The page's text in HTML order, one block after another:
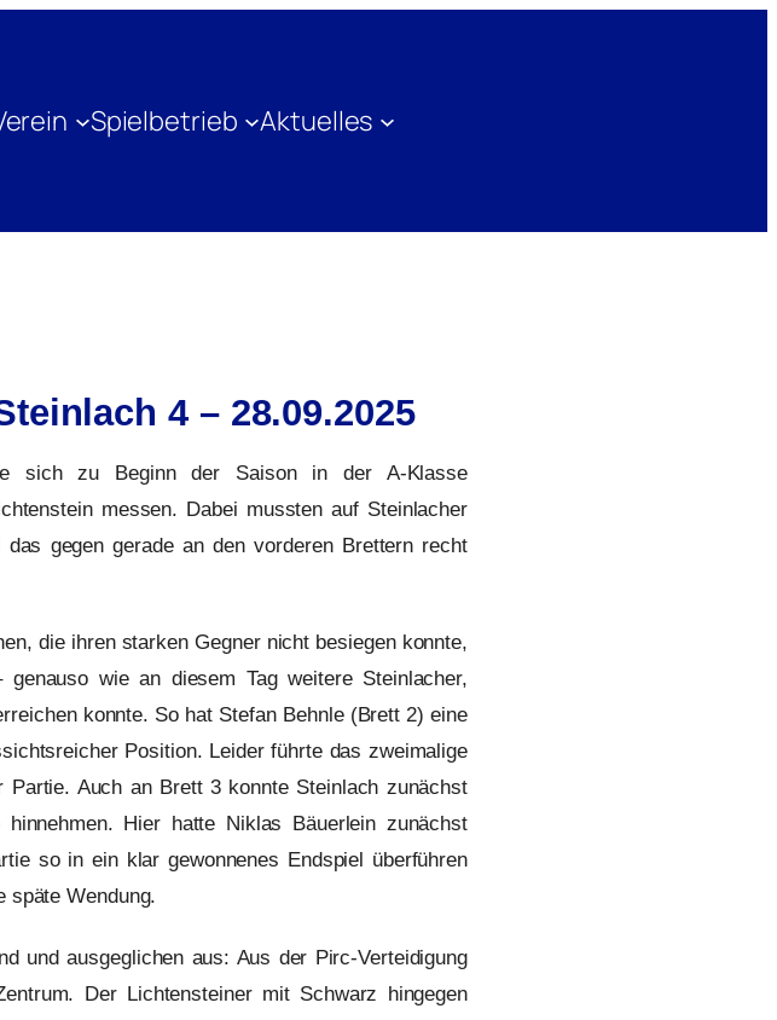
Spielbetrieb Aktuelles
4 – 28.09.2025
sich zu Beginn der Saison in der A-Klasse
messen. Dabei mussten auf Steinlacher
gegen gerade an den vorderen Brettern recht
die ihren starken Gegner nicht besiegen konnte,
wie an diesem Tag weitere Steinlacher,
konnte. So hat Stefan Behnle (Brett 2) eine
Position. Leider führte das zweimalige
Auch an Brett 3 konnte Steinlach zunächst
Hier hatte Niklas Bäuerlein zunächst
so in ein klar gewonnenes Endspiel überführen
späte Wendung.
und ausgeglichen aus: Aus der Pirc-Verteidigung
Der Lichtensteiner mit Schwarz hingegen